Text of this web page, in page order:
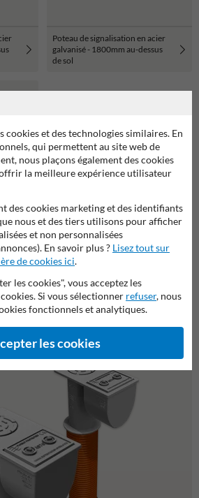
Poteau de signalisation en acier
galvanisé - 1800mm au-dessus
de sol
ceci ?
cookies et des technologies similaires. En
qui permettent au site web de
nous plaçons également des cookies
la meilleure expérience utilisateur
des cookies marketing et des identifiants
nous et des tiers utilisons pour afficher
et non personnalisées
En savoir plus ? Lisez tout sur
de cookies ici.
les cookies", vous acceptez les
Si vous sélectionner refuser, nous
fonctionnels et analytiques.
les cookies